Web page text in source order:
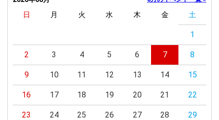
日 月 火 水 木 金 土
1
2 3 4 5 6 7 8
9 10 11 12 13 14 15
16 17 18 19 20 21 22
23 24 25 26 27 28 29